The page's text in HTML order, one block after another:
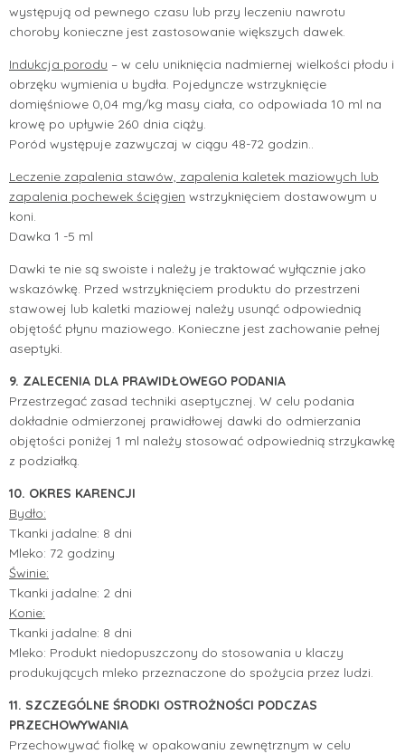
występują od pewnego czasu lub przy leczeniu nawrotu
choroby konieczne jest zastosowanie większych dawek.
Indukcja porodu – w celu uniknięcia nadmiernej wielkości płodu i
obrzęku wymienia u bydła. Pojedyncze wstrzyknięcie
domięśniowe 0,04 mg/kg masy ciała, co odpowiada 10 ml na
krowę po upływie 260 dnia ciąży.
Poród występuje zazwyczaj w ciągu 48-72 godzin..
Leczenie zapalenia stawów, zapalenia kaletek maziowych lub
zapalenia pochewek ścięgien wstrzyknięciem dostawowym u
koni.
Dawka 1 -5 ml
Dawki te nie są swoiste i należy je traktować wyłącznie jako
wskazówkę. Przed wstrzyknięciem produktu do przestrzeni
stawowej lub kaletki maziowej należy usunąć odpowiednią
objętość płynu maziowego. Konieczne jest zachowanie pełnej
aseptyki.
9. ZALECENIA DLA PRAWIDŁOWEGO PODANIA
Przestrzegać zasad techniki aseptycznej. W celu podania
dokładnie odmierzonej prawidłowej dawki do odmierzania
objętości poniżej 1 ml należy stosować odpowiednią strzykawkę
z podziałką.
10. OKRES KARENCJI
Bydło:
Tkanki jadalne: 8 dni
Mleko: 72 godziny
Świnie:
Tkanki jadalne: 2 dni
Konie:
Tkanki jadalne: 8 dni
Mleko: Produkt niedopuszczony do stosowania u klaczy
produkujących mleko przeznaczone do spożycia przez ludzi.
11. SZCZEGÓLNE ŚRODKI OSTROŻNOŚCI PODCZAS
PRZECHOWYWANIA
Przechowywać fiolkę w opakowaniu zewnętrznym w celu